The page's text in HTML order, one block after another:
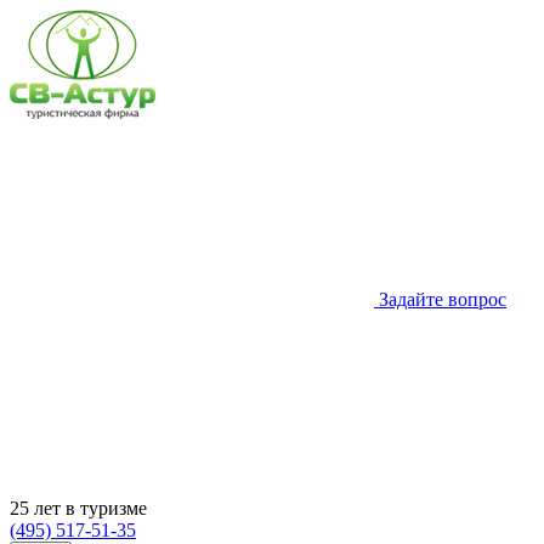
Задайте вопрос
25 лет в туризме
(495) 517-51-35